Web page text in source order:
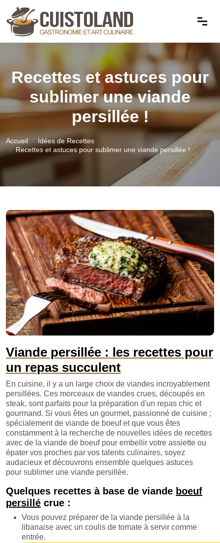
Recettes et astuces pour
sublimer une viande
persillée !
Accueil
Idées de Recettes
Recettes et astuces pour sublimer une viande persillée !
Viande persillée : les recettes pour
un repas succulent
En cuisine, il y a un large choix de viandes incroyablement
persillées. Ces morceaux de viandes crues, découpés en
steak, sont parfaits pour la préparation d'un repas chic et
gourmand. Si vous êtes un gourmet, passionné de cuisine ;
spécialement de viande de boeuf et que vous êtes
constamment à la recherche de nouvelles idées de recettes
avec de la viande de boeuf pour embellir votre assiette ou
épater vos proches par vos talents culinaires, soyez
audacieux et découvrons ensemble quelques astuces
pour sublimer une viande persillée.
Quelques recettes à base de viande boeuf
persillé crue :
Vous pouvez préparer de la viande persillée à la
libanaise avec un coulis de tomate à servir comme
entrée.